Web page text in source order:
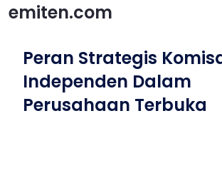
emiten.com
Peran Strategis
Independen Dalam
Perusahaan Terbuka